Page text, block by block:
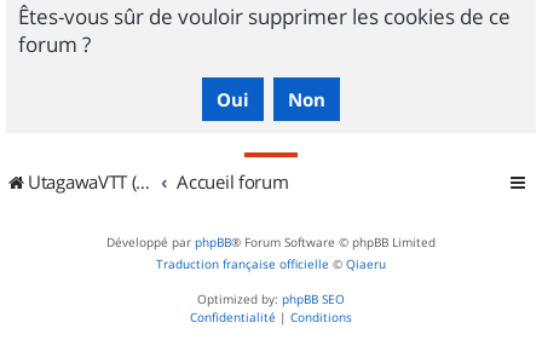
Êtes-vous sûr de vouloir supprimer les cookies de ce
forum ?
UtagawaVTT (Randos VTT et VTTAE avec traces GPS) Accueil forum
Développé par phpBB® Forum Software © phpBB Limited
Traduction française officielle © Qiaeru
Optimized by: phpBB SEO
Confidentialité | Conditions